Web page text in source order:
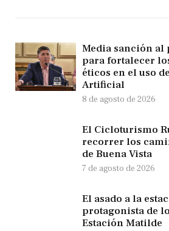
Media sanción al
para fortalecer
éticos en el uso
Artificial
8 de agosto de 2026
El Cicloturismo
recorrer los
de Buena Vista
7 de agosto de 2026
El asado a la
protagonista de
Estación Matilde